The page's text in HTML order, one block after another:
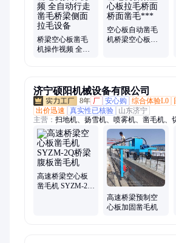
缝机、电热毯、橡皮艇、运梁车、传感器
桥梁空心板凿毛
机操作视频 全自
空心板自动凿毛
机桥梁空心板拉
济宁硕阳机械设备有限公司
8年 厂 安心购 综合体验L0
出价迅速
真实性已核验
山东济宁
主营： 扫地机、扬雪机、喷雾机、凿毛机、
水车、喷洒车、气动锤、泥浆泵、防滑槽、
光机、拉毛机、洒水车、注浆泵、切桩机、
动尺、弯管机、振动棒、钢筋预应力设备
高速桥梁空心板
凿毛机 SYZM-2Q
高速桥梁预制空
心板加固凿毛机